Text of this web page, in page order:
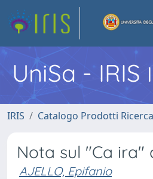
UniSa - IRIS
IRIS Catalogo Prodotti Ricerca
Nota sul "Ca ira"
AJELLO, Epifanio